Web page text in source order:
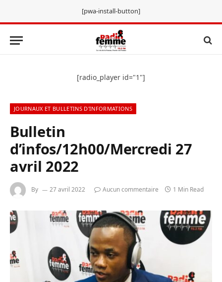
[pwa-install-button]
[radio_player id="1"]
JOURNAUX ET BULLETINS D'INFORMATIONS
Bulletin
d’infos/12h00/Mercredi 27
avril 2022
By 27 avril 2022 Aucun commentaire 1 Min Read